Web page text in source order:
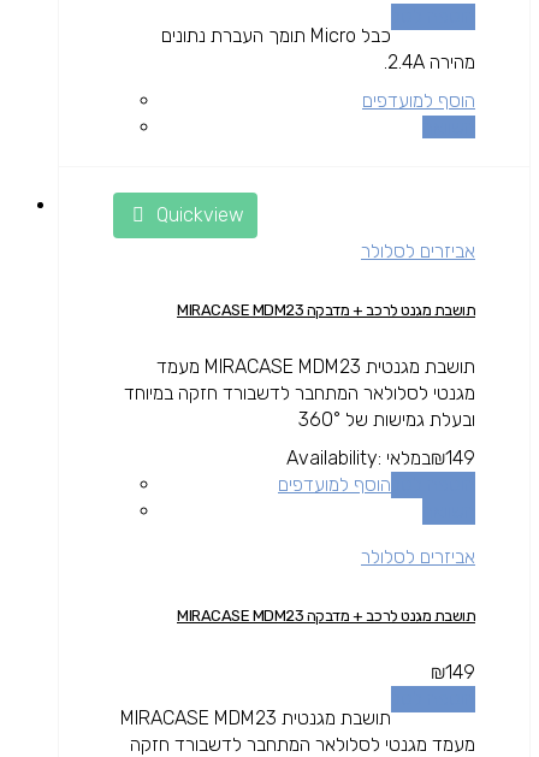
כבל Micro תומך העברת נתונים
מהירה 2.4A.
הוסף למועדפים
Quickview
אביזרים לסלולר
תושבת מגנט לרכב + מדבקה MIRACASE MDM23
תושבת מגנטית MIRACASE MDM23 מעמד
מגנטי לסלולאר המתחבר לדשבורד חזקה במיוחד
ובעלת גמישות של 360°
₪149
Availability: במלאי
הוסף למועדפים
אביזרים לסלולר
תושבת מגנט לרכב + מדבקה MIRACASE MDM23
₪149
תושבת מגנטית MIRACASE MDM23
מעמד מגנטי לסלולאר המתחבר לדשבורד חזקה